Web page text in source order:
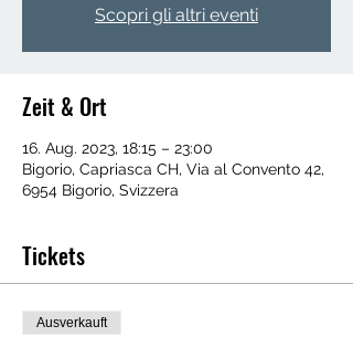
Scopri gli altri eventi
Zeit & Ort
16. Aug. 2023, 18:15 – 23:00
Bigorio, Capriasca CH, Via al Convento 42,
6954 Bigorio, Svizzera
Tickets
Ausverkauft